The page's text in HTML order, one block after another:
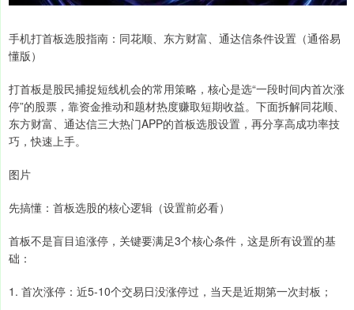
手机打首板选股指南：同花顺、东方财富、通达信条件设置（通俗易
懂版）
打首板是股民捕捉短线机会的常用策略，核心是选“一段时间内首次涨
停”的股票，靠资金推动和题材热度赚取短期收益。下面拆解同花顺、
东方财富、通达信三大热门APP的首板选股设置，再分享高成功率技
巧，快速上手。
图片
先搞懂：首板选股的核心逻辑（设置前必看）
首板不是盲目追涨停，关键要满足3个核心条件，这是所有设置的基
础：
1. 首次涨停：近5-10个交易日没涨停过，当天是近期第一次封板；